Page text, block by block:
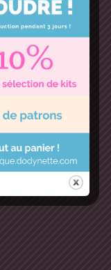
moments créatifs